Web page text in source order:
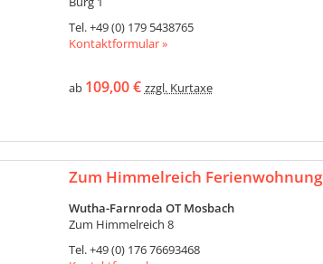
Tel.+49 (0) 179 5438765
Kontaktformular »
ab 109,00 € zzgl. Kurtaxe
Zum Himmelreich Ferienwohnung
Wutha-Farnroda OT Mosbach
Zum Himmelreich 8
Tel.+49 (0) 176 76693468